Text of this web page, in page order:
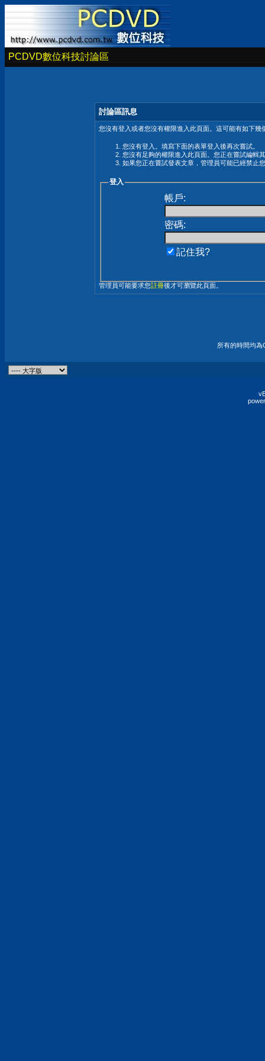
PCDVD數位科技討論區
討論區訊息
您沒有登入或者您沒有權限進入此頁面。這可能有如下幾
您沒有登入。填寫下面的表單登入後再次嘗試。
您沒有足夠的權限進入此頁面。您正在嘗試編輯
如果您正在嘗試發表文章，管理員可能已經禁止
登入
帳戶:
密碼:
記住我?
管理員可能要求您註冊後才可瀏覽此頁面。
所有的時間均為